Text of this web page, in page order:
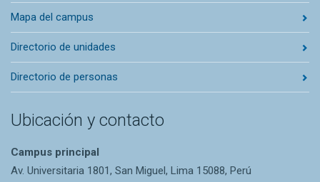
Mapa del campus
Directorio de unidades
Directorio de personas
Ubicación y contacto
Campus principal
Av. Universitaria 1801, San Miguel, Lima 15088, Perú